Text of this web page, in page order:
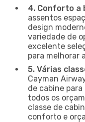
4. Conforto a
assentos
design
variedade de
excelente
para melhorar
5. Várias
Cayman
de cabine
todos os
classe de
conforto e